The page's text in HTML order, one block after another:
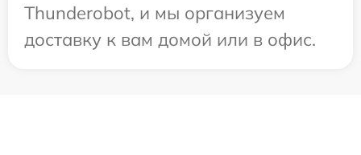
Thunderobot, и мы организуем
доставку к вам домой или в офис.